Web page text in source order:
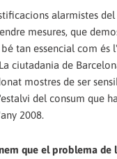
alarmistes
mesures, que
tan essencial com és
ciutadania de
mostres de ser
del consum que
2008.
que el problema de